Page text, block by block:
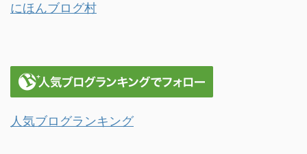
にほんブログ村
人気ブログランキング